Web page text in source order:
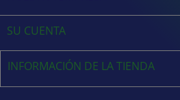
SU CUENTA
INFORMACIÓN DE LA TIENDA